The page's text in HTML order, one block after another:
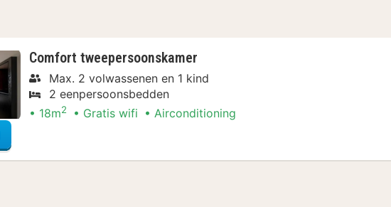
Comfort tweepersoonskamer
Max. 2 volwassenen en 1 kind
2 eenpersoonsbedden
18m2 Gratis wifi Airconditioning